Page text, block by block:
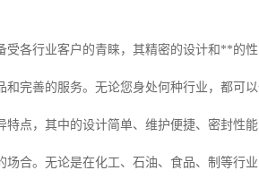
受各行业客户的青睐，其精密的设计和**的
和完善的服务。无论您身处何种行业，都可
特点，其中的设计简单、维护便捷、密封性
场合。无论是在化工、石油、食品、制等行